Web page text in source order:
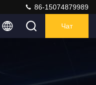
86-15074879989
Чат